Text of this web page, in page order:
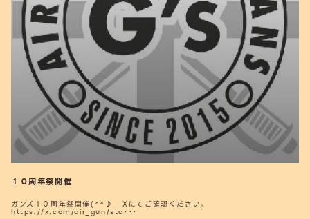
１０周年祭開催
ガンズ１０周年祭開催(^^♪ Xにてご確認ください。
https://x.com/air_gun/sta･･･